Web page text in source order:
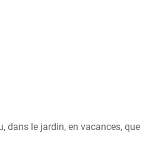
dans le jardin, en vacances, que